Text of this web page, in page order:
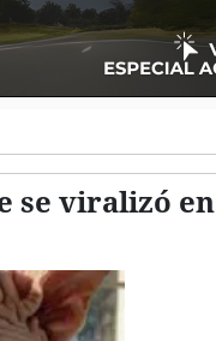
se viralizó en